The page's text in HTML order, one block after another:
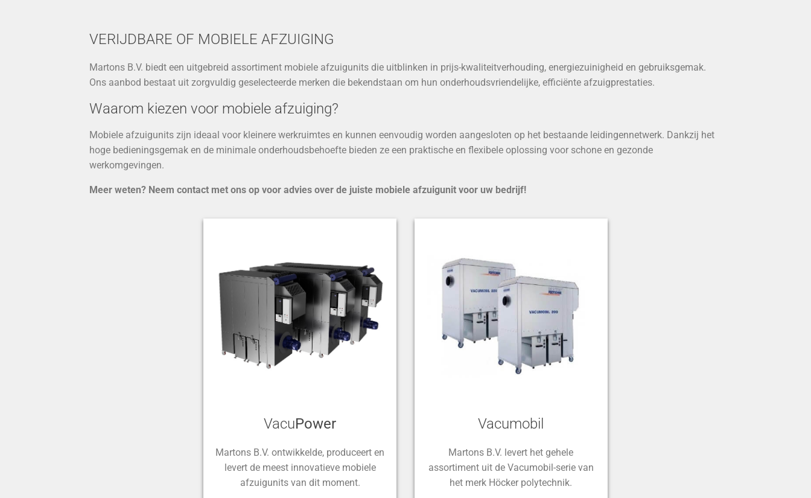
VERIJDBARE OF MOBIELE AFZUIGING
Martons B.V. biedt een uitgebreid assortiment mobiele afzuigunits die uitblinken in prijs-kwaliteitverhouding, energiezuinigheid en gebruiksgemak.
Ons aanbod bestaat uit zorgvuldig geselecteerde merken die bekendstaan om hun onderhoudsvriendelijke, efficiënte afzuigprestaties.
Waarom kiezen voor mobiele afzuiging?
Mobiele afzuigunits zijn ideaal voor kleinere werkruimtes en kunnen eenvoudig worden aangesloten op het bestaande leidingennetwerk. Dankzij het
hoge bedieningsgemak en de minimale onderhoudsbehoefte bieden ze een praktische en flexibele oplossing voor schone en gezonde
werkomgevingen.
Meer weten? Neem contact met ons op voor advies over de juiste mobiele afzuigunit voor uw bedrijf!
VacuPower
Martons B.V. ontwikkelde, produceert en
levert de meest innovatieve mobiele
afzuigunits van dit moment.
Vacumobil
Martons B.V. levert het gehele
assortiment uit de Vacumobil-serie van
het merk Höcker polytechnik.